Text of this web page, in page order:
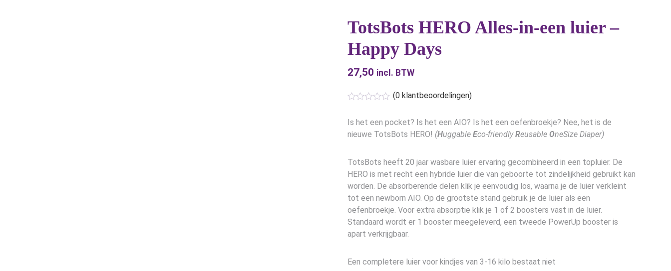
TotsBots HERO Alles-in-een luier –
Happy Days
27,50 incl. BTW
(0klantbeoordelingen)
Is het een pocket? Is het een AIO? Is het een oefenbroekje? Nee, het is de
nieuwe TotsBots HERO! (HuggableEco-friendlyReusableOneSize Diaper)
TotsBots heeft 20 jaar wasbare luier ervaring gecombineerd in een topluier. De
HERO is met recht een hybride luier die van geboorte tot zindelijkheid gebruikt kan
worden. De absorberende delen klik je eenvoudig los, waarna je de luier verkleint
tot een newborn AIO. Op de grootste stand gebruik je de luier als een
oefenbroekje. Voor extra absorptie klik je 1 of 2 boosters vast in de luier.
Standaard wordt er 1 booster meegeleverd, een tweede PowerUp booster is
apart verkrijgbaar.
Een completere luier voor kindjes van 3-16 kilo bestaat niet